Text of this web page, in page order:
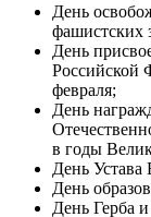
День
фашистских
День
Российской
февраля;
День
в годы
День Устава
День
День Герба